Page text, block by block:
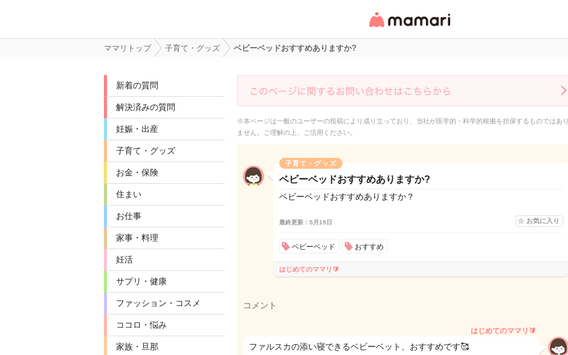
リ・情報サイト
ママリトップ 子育て・グッズ ベビーベッドおすすめありますか?
新着の質問
解決済みの質問
妊娠・出産
子育て・グッズ
お金・保険
住まい
お仕事
家事・料理
妊活
サプリ・健康
ファッション・コスメ
ココロ・悩み
家族・旦那
※本ページは一般のユーザーの投稿により成り立っており、当社が医学的・科学的根拠を担保するものではあり
ません。ご理解の上、ご活用ください。
子育て・グッズ
ベビーベッドおすすめありますか?
ベビーベッドおすすめありますか？
最終更新：5月19日 お気に入り
ベビーベッド おすすめ
はじめてのママリ🔰
コメント
はじめてのママリ🔰
ファルスカの添い寝できるベビーベット、おすすめです🥰